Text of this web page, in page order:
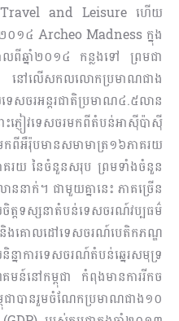
ដ្តី Travel and Leisure ហើ​យ​
ាំ​២០១៤ Archeo Madness ក្នុង​
លពីឆ្នាំ២០១៤ កន្លងទៅ ព្រមជា​
ៅលើសកល​លោ​ក​ប្រមាណជាង
ស​ចរអន្តរជាតិប្រមាណ៤.៥លាន
ញៀវទេសចរមកពីតំបន់អាស៊ីប៉ាស៊ី​
អឺរ៉ុបមានសមាមាត្រ១៦ភាគរយ
គរយ នៃចំនួន​សរុប ព្រមទាំង​ចំ​នួ​ន
នាក់។ ជាមួយគ្នានេះ ភាគ​ច្រើន​
ត្តទស្សនាតំបន់ទេសចរណ៍​វប្ប​ធម៌
និង​គោល​ដៅ​ទេស​ចរណ៍បេតិកភណ្ឌ
ការទេសចរណ៍​តំប​ន់​ឆ្នេរសមុទ្រ
នៅកម្ពុជា កំពុង​មានការរីក​ច​
ាបានរួម​ចំណែក​​ប្រមាណ​ជាង១០